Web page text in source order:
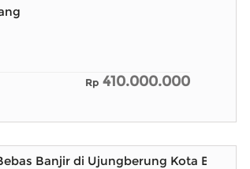
Rp 410.000.000
Banjir di Ujungberung Kota Bandung